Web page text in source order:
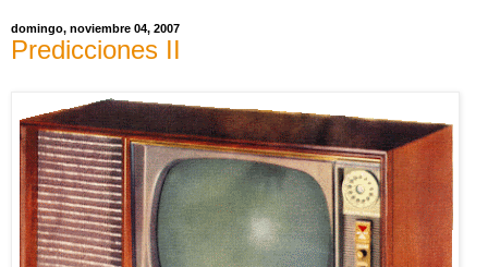
domingo, noviembre 04, 2007
Predicciones II